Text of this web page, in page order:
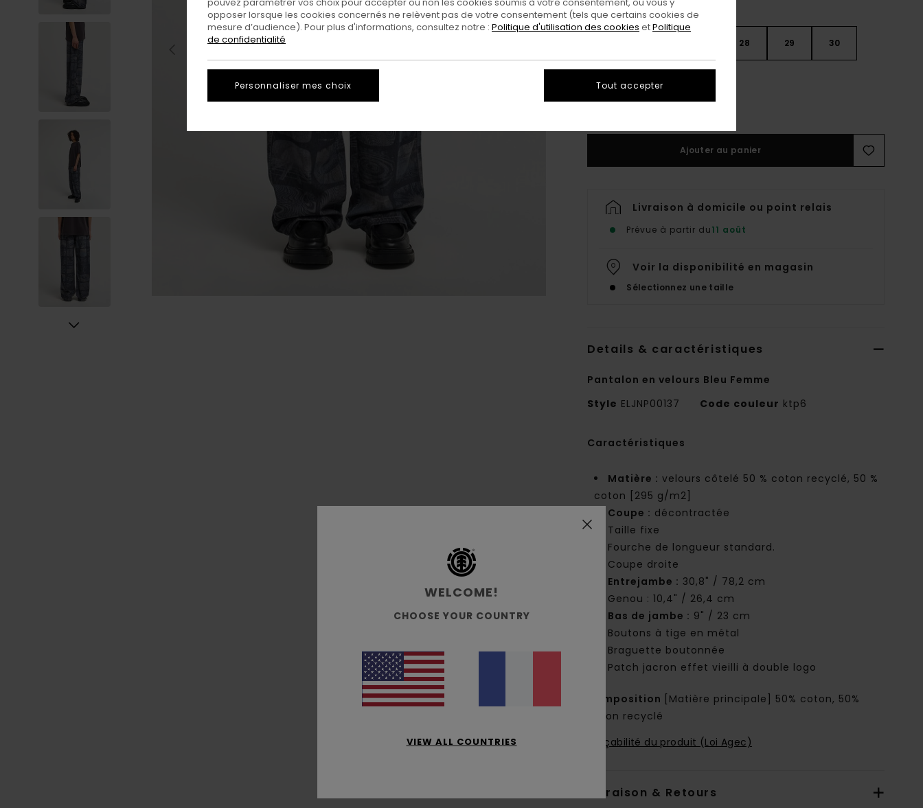
28 29 30
Ajouter au panier
Livraison à domicile ou point relais
Prévue à partir du11 août
Voir la disponibilité en magasin
Sélectionnez une taille
Details & caractéristiques
Pantalon en velours Bleu Femme
Style ELJNP00137 Code couleur ktp6
Caractéristiques
Matière : velours côtelé 50 % coton recyclé, 50 %
coton [295 g/m2]
Coupe : décontractée
Taille fixe
Fourche de longueur standard.
Coupe droite
Entrejambe : 30,8" / 78,2 cm
Genou : 10,4" / 26,4 cm
Bas de jambe : 9" / 23 cm
Boutons à tige en métal
Braguette boutonnée
Patch jacron effet vieilli à double logo
Composition
[Matière principale] 50% coton, 50%
coton recyclé
Traçabilité du produit (Loi Agec)
Livraison & Retours
WELCOME!
CHOOSE YOUR COUNTRY
VIEW ALL COUNTRIES
opposer lorsque les cookies concernés ne relèvent pas de votre consentement (tels que certains cookies de
mesure d’audience). Pour plus d'informations, consultez notre : Politique d'utilisation des cookies etPolitique
de confidentialité
Personnaliser mes choix Tout accepter